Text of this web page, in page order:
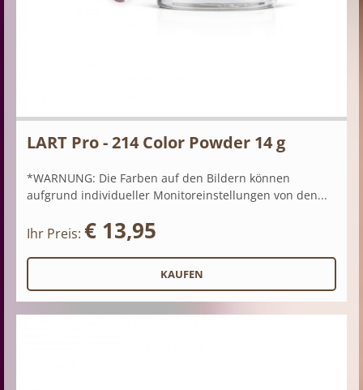
LART Pro - 214 Color Powder 14 g
*WARNUNG: Die Farben auf den Bildern können
aufgrund individueller Monitoreinstellungen von den...
Ihr Preis: € 13,95